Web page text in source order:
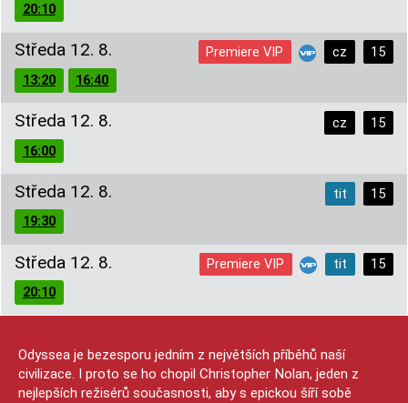
20:10
Středa 12. 8. 15
cz
Premiere VIP
13:20
16:40
Středa 12. 8. 15
cz
16:00
Středa 12. 8. 15
tit
19:30
Středa 12. 8. 15
tit
Premiere VIP
20:10
Odyssea je bezesporu jedním z největších příběhů naší
civilizace. I proto se ho chopil Christopher Nolan, jeden z
nejlepších režisérů současnosti, aby s epickou šíří sobě